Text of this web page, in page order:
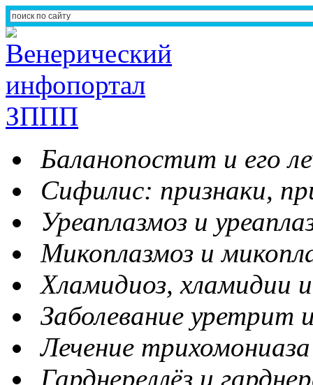
Баланопостит и его
Сифилис: признаки,
Уреаплазмоз и
Микоплазмоз и
Хламидиоз, хламидии
Заболевание уретрит
Лечение
Гарднереллёз и